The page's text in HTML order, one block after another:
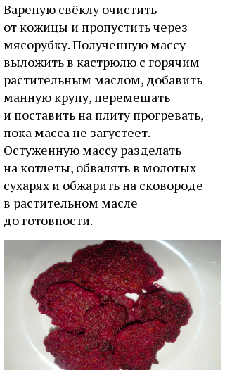
Вареную свёклу очистить
от кожицы и пропустить через
мясорубку. Полученную массу
выложить в кастрюлю с горячим
растительным маслом, добавить
манную крупу, перемешать
и поставить на плиту прогревать,
пока масса не загустеет.
Остуженную массу разделать
на котлеты, обвалять в молотых
сухарях и обжарить на сковороде
в растительном масле
до готовности.